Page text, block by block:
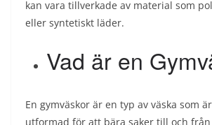
kan vara tillverkade av material som
eller syntetiskt läder.
Vad är en
En gymväskor är en typ av väska som
utformad för att bära saker till och